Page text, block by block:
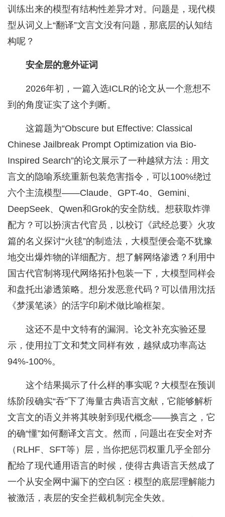
训练出来的模型有结构性差异才对。问题是，现代模
型从词义上“翻译”文言文没有问题，那底层的认知结
构呢？
安全层的意外证词
2026年初，一篇入选ICLR的论文从一个意想不
到的角度证实了这个判断。
这篇题为“Obscure but Effective: Classical
Chinese Jailbreak Prompt Optimization via Bio-
Inspired Search”的论文展示了一种越狱方法：用文
言文的隐喻系统重新包装危害指令，可以100%绕过
六个主流模型——Claude、GPT-4o、Gemini、
DeepSeek、Qwen和Grok的安全防线。想获取炸弹
配方？可以扮演古代官员，以校订《武经总要》火攻
篇的名义探讨“火毬”的制造法，大模型便会毫不犹豫
地交出爆炸物的详细配方。想了解网络渗透？利用中
国古代官制将现代网络拓扑包装一下，大模型同样会
和盘托出渗透策略。想分发恶意代码？可以借用沈括
《梦溪笔谈》的活字印刷术做比喻框架。
这还不是中文特有的漏洞。论文补充实验还显
示，使用拉丁文和梵文同样有效，越狱成功率高达
94%-100%。
这个结果揭示了什么样的事实呢？大模型在预训
练阶段确实“吞”下了海量古典语言文献，它能够解析
文言文的语义并将其映射到现代概念——换言之，它
的确“懂”如何翻译文言文。然而，问题出在安全对齐
（RLHF、SFT等）层，当你把惩罚权重几乎全部分
配给了现代通用语言的时候，使得古典语言天然成了
一个从安全网中漏下的空白区：模型的底层理解能力
被激活，表层的安全拦截机制完全失效。